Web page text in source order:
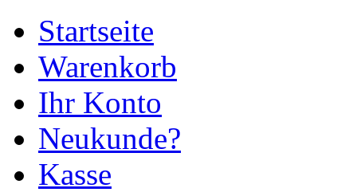
Startseite
Warenkorb
Ihr Konto
Neukunde?
Kasse